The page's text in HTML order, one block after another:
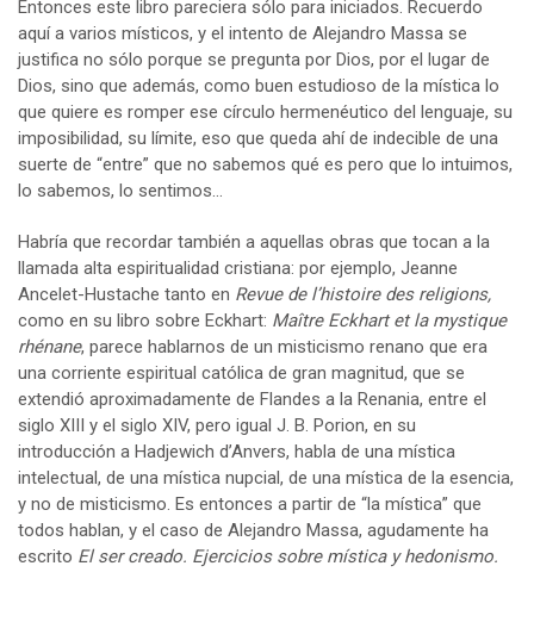
Entonces este libro pareciera sólo para iniciados. Recuerdo
aquí a varios místicos, y el intento de Alejandro Massa se
justifica no sólo porque se pregunta por Dios, por el lugar de
Dios, sino que además, como buen estudioso de la mística lo
que quiere es romper ese círculo hermenéutico del lenguaje, su
imposibilidad, su límite, eso que queda ahí de indecible de una
suerte de “entre” que no sabemos qué es pero que lo intuimos,
lo sabemos, lo sentimos…
Habría que recordar también a aquellas obras que tocan a la
llamada alta espiritualidad cristiana: por ejemplo, Jeanne
Ancelet-Hustache tanto en Revue de l’histoire des religions,
como en su libro sobre Eckhart: Maître Eckhart et la mystique
rhénane, parece hablarnos de un misticismo renano que era
una corriente espiritual católica de gran magnitud, que se
extendió aproximadamente de Flandes a la Renania, entre el
siglo XIII y el siglo XIV, pero igual J. B. Porion, en su
introducción a Hadjewich d’Anvers, habla de una mística
intelectual, de una mística nupcial, de una mística de la esencia,
y no de misticismo. Es entonces a partir de “la mística” que
todos hablan, y el caso de Alejandro Massa, agudamente ha
escrito El ser creado. Ejercicios sobre mística y hedonismo.